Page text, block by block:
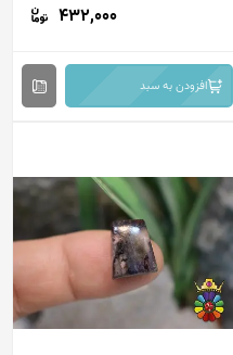
432,000
افزودن به سبد